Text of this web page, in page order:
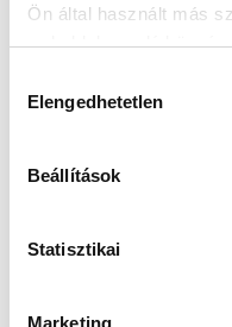
Ön által használt más
weboldalon való
kiválasztása
Elengedhetetlen
Beállítások
Statisztikai
Marketing